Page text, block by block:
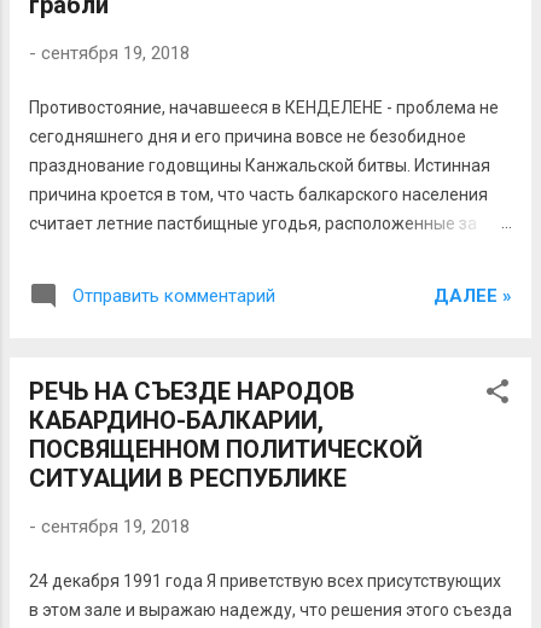
пщафӀэр уэстыфынкъым, уей, Мэл гуартэм хэт мэлищэ
пщаф1эр къызэт! - же1э, уей. Пц1эгьуэплъым тесам
къызжьэхехуэр,уей Шы сокум хэлъу Ӏуз...
- сентября 19, 2018
Противостояние, начавшееся в КЕНДЕЛЕНЕ - проблема не
сегодняшнего дня и его причина вовсе не безобидное
празднование годовщины Канжальской битвы. Истинная
причина кроется в том, что часть балкарского населения
считает летние пастбищные угодья, расположенные за
исконными балкарскими землями и не хотят смириться с
тем, что представители другой нации проведут там
сама Канжальская битва выдумана кабардинскими
историками и не хотят смириться с выводами
академической науки. Третья, и, видимо, самая серьезная
причина, на мой взгляд, в том, что во многих головах
отделении Балкарии в самостоятельный регион России. В
этом случае, границы, по которой будут размежеваны две
Отправить комментарий ДАЛЕЕ »
РЕЧЬ НА СЪЕЗДЕ НАРОДОВ
КАБАРДИНО-БАЛКАРИИ,
ПОСВЯЩЕННОМ ПОЛИТИЧЕСКОЙ
СИТУАЦИИ В РЕСПУБЛИКЕ
- сентября 19, 2018
24 декабря 1991 года Я приветствую всех присутствующих
в этом зале и выражаю надежду, что решения этого съезда